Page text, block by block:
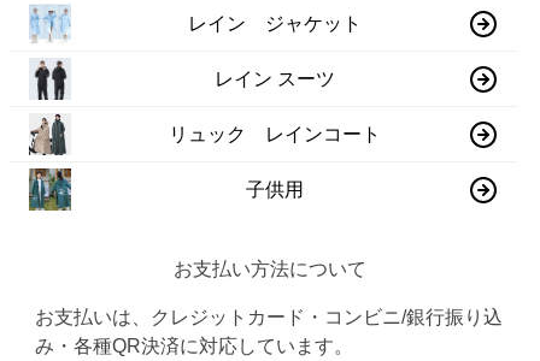
レイン ジャケット
レイン スーツ
リュック レインコート
子供用
お支払い方法について
お支払いは、クレジットカード・コンビニ/銀行振り込
み・各種QR決済に対応しています。